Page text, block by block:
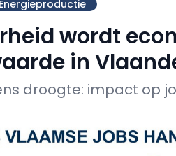
Energieproductie
wordt
in
droogte: impact op